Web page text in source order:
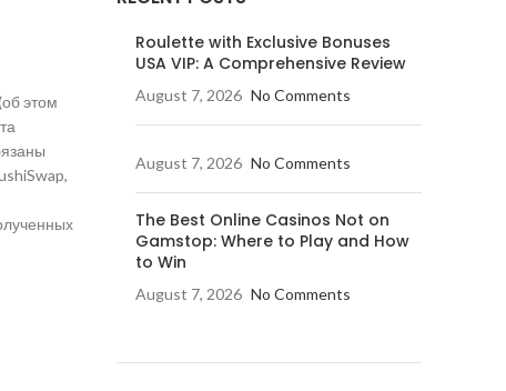
этом
Roulette with Exclusive Bonuses
USA VIP: A Comprehensive Review
August 7, 2026 No Comments
August 7, 2026 No Comments
The Best Online Casinos Not on
Gamstop: Where to Play and How
to Win
August 7, 2026 No Comments